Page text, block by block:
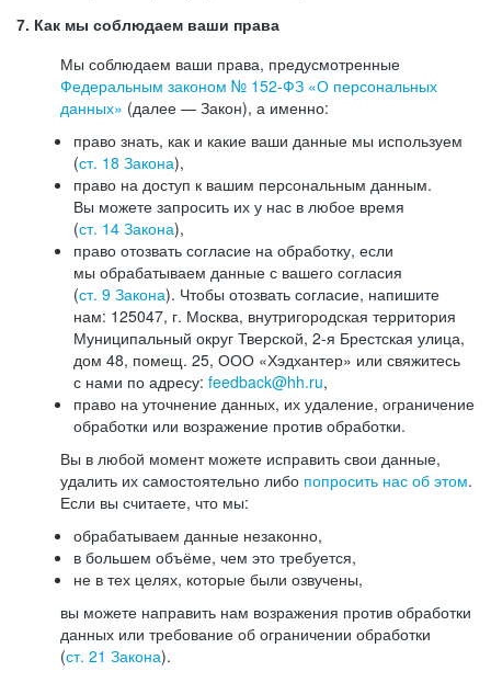
7. Как мы соблюдаем ваши права
Мы соблюдаем ваши права, предусмотренные
Федеральным законом № 152-ФЗ «О персональных
данных» (далее — Закон), а именно:
право знать, как и какие ваши данные мы используем
(ст. 18 Закона),
право на доступ к вашим персональным данным.
Вы можете запросить их у нас в любое время
(ст. 14 Закона),
право отозвать согласие на обработку, если
мы обрабатываем данные с вашего согласия
(ст. 9 Закона). Чтобы отозвать согласие, напишите
нам: 125047, г. Москва, внутригородская территория
Муниципальный округ Тверской, 2-я Брестская улица,
дом 48, помещ. 25, ООО «Хэдхантер» или свяжитесь
с нами по адресу: feedback@hh.ru,
право на уточнение данных, их удаление, ограничение
обработки или возражение против обработки.
Вы в любой момент можете исправить свои данные,
удалить их самостоятельно либо попросить нас об этом.
Если вы считаете, что мы:
обрабатываем данные незаконно,
в большем объёме, чем это требуется,
не в тех целях, которые были озвучены,
вы можете направить нам возражения против обработки
данных или требование об ограничении обработки
(ст. 21 Закона).